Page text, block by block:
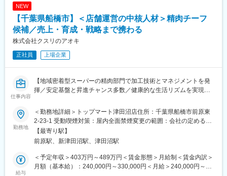
■ライフステージに合わせて選べる働き方：
当社では、転勤の有無や勤務エリアによって社員区分を設けてお
り、ご自身のライフステージによって年に１回区分を変更するこ
とができます。
※詳細は転勤欄に記載しております。
目指しております！
■充実した研修制度：
当社では年に2回、生鮮基礎研修を実施しております。
集合研修として、衛生管理、労務管理から、クレーム対応、店舗
びのある研修となっております◎
上記研修とOJTによる研修を通して、一人前を目指していただき
■キャリアパス：
現場での業務を修得いただき、将来的には、店舗の管理をお任せ
いたします。早ければ2年目～チーフに、4年目には主任として、
店舗運営をお任せいたします！その後は本社での商品戦略や販促
企画業務など、ご希望の業務などに挑戦いただくことも可能で
す！
NEW
【千葉県船橋市】＜店舗運営の中核人材＞精肉チーフ
候補／売上・育成・戦略まで携わる
株式会社クスリのアオキ
正社員 上場企業
仕事内容
【地域密着型スーパーの精肉部門で加工技術とマネジメントを発
揮／安定基盤と昇進チャンス多数／健康的な生活リズムを実現で
■魅力の要約
・全国規模でキャリアを築ける環境／SV・本部など多彩なキャリ
アパス◎
・成長率トップクラス企業でポスト増加中、早期昇格が可能！
・売場づくりから数値管理、人材育成までマネジメント力を総合
的に強化
勤務地
＜勤務地詳細＞トップマート津田沼店住所：千葉県船橋市前原東
2-23-1 受動喫煙対策：屋内全面禁煙変更の範囲：会社の定める事
業所
【最寄り駅】
前原駅、新津田沼駅、津田沼駅
給与
＜予定年収＞403万円～489万円＜賃金形態＞月給制＜賃金内訳＞
月額（基本給）：240,000円～330,000円＜月給＞240,000円～